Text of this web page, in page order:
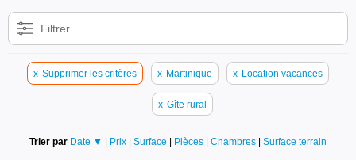
Filtrer
x Supprimer les critères x Martinique x Location vacances
x Gîte rural
Trier par Date ▼ | Prix | Surface | Pièces | Chambres | Surface terrain